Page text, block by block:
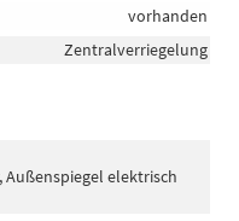
vorhanden
Zentralverriegelung
elektrisch